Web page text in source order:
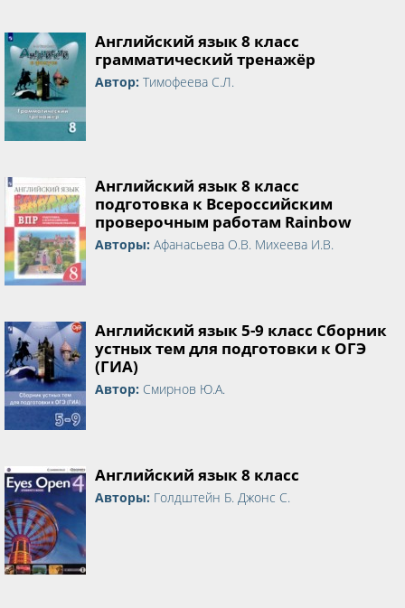
Английский язык 8 класс
грамматический тренажёр
Автор: Тимофеева С.Л.
Английский язык 8 класс
подготовка к Всероссийским
проверочным работам Rainbow
Авторы: Афанасьева О.В. Михеева И.В.
Английский язык 5-9 класс Сборник
устных тем для подготовки к ОГЭ
(ГИА)
Автор: Смирнов Ю.А.
Английский язык 8 класс
Авторы: Голдштейн Б. Джонс С.